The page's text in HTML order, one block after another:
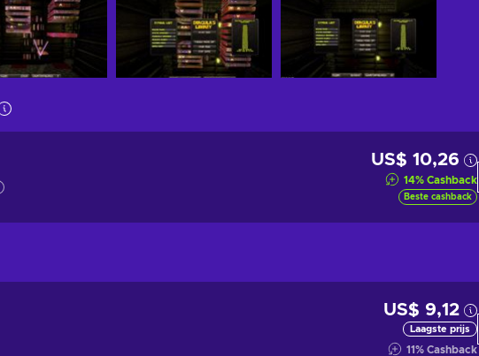
US$ 10,26
14% Cashback
Beste cashback
US$ 9,12
Laagste prijs
11% Cashback